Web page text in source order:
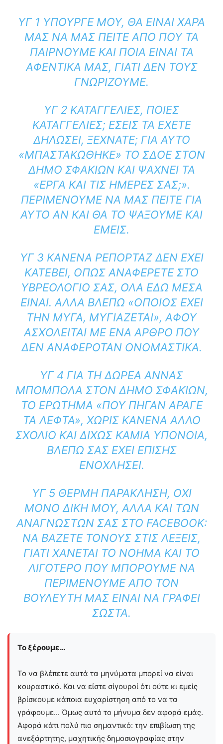
ΥΓ 1 ΥΠΟΥΡΓΈ ΜΟΥ, ΘΑ ΕΊΝΑΙ ΧΑΡΆ
ΜΑΣ ΝΑ ΜΑΣ ΠΕΊΤΕ ΑΠΌ ΠΟΎ ΤΑ
ΠΑΊΡΝΟΥΜΕ ΚΑΙ ΠΟΙΑ ΕΊΝΑΙ ΤΑ
ΑΦΕΝΤΙΚΆ ΜΑΣ, ΓΙΑΤΊ ΔΕΝ ΤΟΥΣ
ΓΝΩΡΊΖΟΥΜΕ.
ΥΓ 2 ΚΑΤΑΓΓΕΛΊΕΣ, ΠΟΙΈΣ
ΚΑΤΑΓΓΕΛΊΕΣ; ΕΣΕΊΣ ΤΑ ΈΧΕΤΕ
ΔΗΛΏΣΕΙ, ΞΕΧΝΆΤΕ; ΓΙΑ ΑΥΤΌ
«ΜΠΑΣΤΑΚΏΘΗΚΕ» ΤΟ ΣΔΟΕ ΣΤΟΝ
ΔΉΜΟ ΣΦΑΚΊΩΝ ΚΑΙ ΨΆΧΝΕΙ ΤΑ
«ΈΡΓΑ ΚΑΙ ΤΙΣ ΗΜΈΡΕΣ ΣΑΣ;».
ΠΕΡΙΜΈΝΟΥΜΕ ΝΑ ΜΑΣ ΠΕΊΤΕ ΓΙΑ
ΑΥΤΌ ΑΝ ΚΑΙ ΘΑ ΤΟ ΨΆΞΟΥΜΕ ΚΑΙ
ΕΜΕΊΣ.
ΥΓ 3 ΚΑΝΈΝΑ ΡΕΠΟΡΤΆΖ ΔΕΝ ΈΧΕΙ
ΚΑΤΈΒΕΙ, ΌΠΩΣ ΑΝΑΦΈΡΕΤΕ ΣΤΟ
ΥΒΡΕΟΛΌΓΙΟ ΣΑΣ, ΌΛΑ ΕΔΏ ΜΈΣΑ
ΕΊΝΑΙ. ΑΛΛΆ ΒΛΈΠΩ «ΌΠΟΙΟΣ ΈΧΕΙ
ΤΗΝ ΜΎΓΑ, ΜΥΓΙΆΖΕΤΑΙ», ΑΦΟΎ
ΑΣΧΟΛΕΊΤΑΙ ΜΕ ΈΝΑ ΆΡΘΡΟ ΠΟΥ
ΔΕΝ ΑΝΑΦΕΡΌΤΑΝ ΟΝΟΜΑΣΤΙΚΆ.
ΥΓ 4 ΓΙΑ ΤΗ ΔΩΡΕΆ ΆΝΝΑΣ
ΜΠΌΜΠΟΛΑ ΣΤΟΝ ΔΉΜΟ ΣΦΑΚΊΩΝ,
ΤΟ ΕΡΏΤΗΜΑ «ΠΟΎ ΠΉΓΑΝ ΆΡΑΓΕ
ΤΑ ΛΕΦΤΆ», ΧΩΡΊΣ ΚΑΝΈΝΑ ΆΛΛΟ
ΣΧΌΛΙΟ ΚΑΙ ΔΊΧΩΣ ΚΑΜΊΑ ΥΠΌΝΟΙΑ,
ΒΛΈΠΩ ΣΑΣ ΈΧΕΙ ΕΠΊΣΗΣ
ΕΝΟΧΛΉΣΕΙ.
ΥΓ 5 ΘΕΡΜΉ ΠΑΡΆΚΛΗΣΗ, ΌΧΙ
ΜΌΝΟ ΔΙΚΉ ΜΟΥ, ΑΛΛΆ ΚΑΙ ΤΩΝ
ΑΝΑΓΝΩΣΤΏΝ ΣΑΣ ΣΤΟ FACEBOOK:
ΝΑ ΒΆΖΕΤΕ ΤΌΝΟΥΣ ΣΤΙΣ ΛΈΞΕΙΣ,
ΓΙΑΤΊ ΧΆΝΕΤΑΙ ΤΟ ΝΌΗΜΑ ΚΑΙ ΤΟ
ΛΙΓΌΤΕΡΟ ΠΟΥ ΜΠΟΡΟΎΜΕ ΝΑ
ΠΕΡΙΜΈΝΟΥΜΕ ΑΠΌ ΤΟΝ
ΒΟΥΛΕΥΤΉ ΜΑΣ ΕΊΝΑΙ ΝΑ ΓΡΆΦΕΙ
ΣΩΣΤΆ.
Το ξέρουμε…
Το να βλέπετε αυτά τα μηνύματα μπορεί να είναι
κουραστικό. Και να είστε σίγουροί ότι ούτε κι εμείς
βρίσκουμε κάποια ευχαρίστηση από το να τα
γράφουμε... Όμως αυτό το μήνυμα δεν αφορά εμάς.
Αφορά κάτι πολύ πιο σημαντικό: την επιβίωση της
ανεξάρτητης, μαχητικής δημοσιογραφίας στην